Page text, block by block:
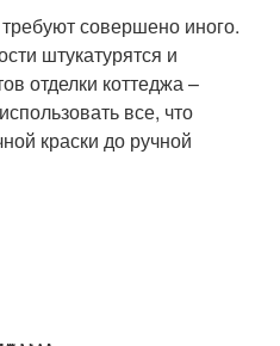
совершено иного.
штукатурятся и
отделки коттеджа –
все, что
краски до ручной